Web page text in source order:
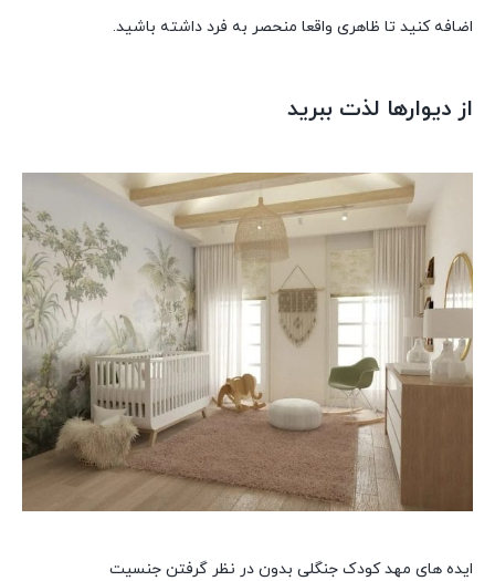
اضافه کنید تا ظاهری واقعا منحصر به فرد داشته باشید.
از دیوارها لذت ببرید
ایده های مهد کودک جنگلی بدون در نظر گرفتن جنسیت